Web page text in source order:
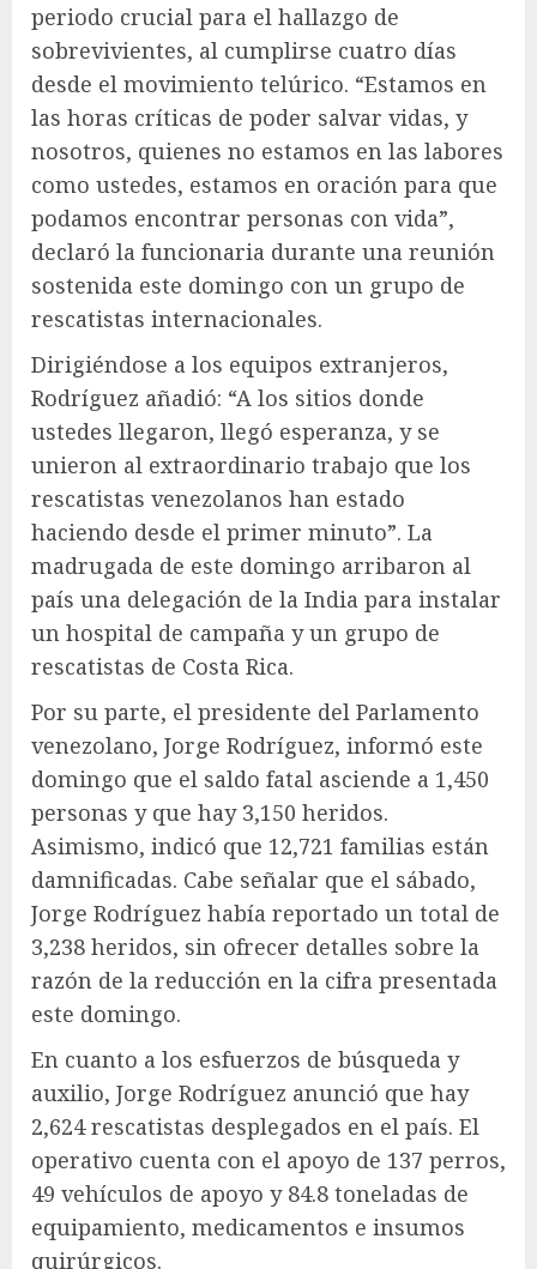
periodo crucial para el hallazgo de
sobrevivientes, al cumplirse cuatro días
desde el movimiento telúrico. “Estamos en
las horas críticas de poder salvar vidas, y
nosotros, quienes no estamos en las labores
como ustedes, estamos en oración para que
podamos encontrar personas con vida”,
declaró la funcionaria durante una reunión
sostenida este domingo con un grupo de
rescatistas internacionales.
Dirigiéndose a los equipos extranjeros,
Rodríguez añadió: “A los sitios donde
ustedes llegaron, llegó esperanza, y se
unieron al extraordinario trabajo que los
rescatistas venezolanos han estado
haciendo desde el primer minuto”. La
madrugada de este domingo arribaron al
país una delegación de la India para instalar
un hospital de campaña y un grupo de
rescatistas de Costa Rica.
Por su parte, el presidente del Parlamento
venezolano, Jorge Rodríguez, informó este
domingo que el saldo fatal asciende a 1,450
personas y que hay 3,150 heridos.
Asimismo, indicó que 12,721 familias están
damnificadas. Cabe señalar que el sábado,
Jorge Rodríguez había reportado un total de
3,238 heridos, sin ofrecer detalles sobre la
razón de la reducción en la cifra presentada
este domingo.
En cuanto a los esfuerzos de búsqueda y
auxilio, Jorge Rodríguez anunció que hay
2,624 rescatistas desplegados en el país. El
operativo cuenta con el apoyo de 137 perros,
49 vehículos de apoyo y 84.8 toneladas de
equipamiento, medicamentos e insumos
quirúrgicos.